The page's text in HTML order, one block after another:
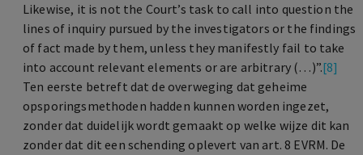
Likewise, it is not the Court’s task to call into question the
lines of inquiry pursued by the investigators or the findings
of fact made by them, unless they manifestly fail to take
into account relevant elements or are arbitrary (…)”.[8]
Ten eerste betreft dat de overweging dat geheime
opsporingsmethoden hadden kunnen worden ingezet,
zonder dat duidelijk wordt gemaakt op welke wijze dit kan
zonder dat dit een schending oplevert van art. 8 EVRM. De